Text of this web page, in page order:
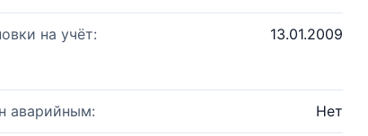
на учёт: 13.01.2009
аварийным: Нет